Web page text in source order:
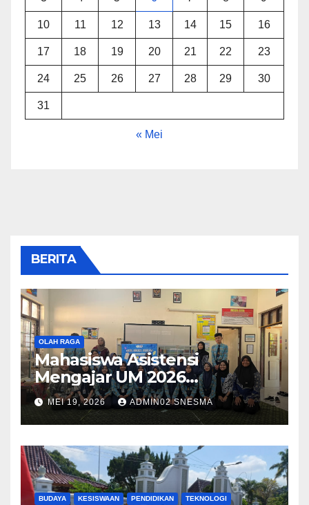
10 11 12 13 14 15 16
17 18 19 20 21 22 23
24 25 26 27 28 29 30
31
« Mei
BERITA
OLAH RAGA
Mahasiswa Asistensi
Mengajar UM 2026
Menggelar Workshop
Bersama Kru Majalah SMP
Negeri 1 Magetan
MEI 19, 2026 ADMIN02 SNESMA
BUDAYA KESISWAAN PENDIDIKAN TEKNOLOGI